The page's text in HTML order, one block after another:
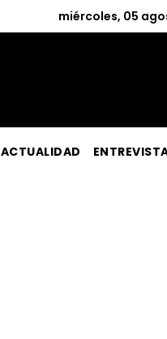
miércoles, 05
ACTUALIDAD